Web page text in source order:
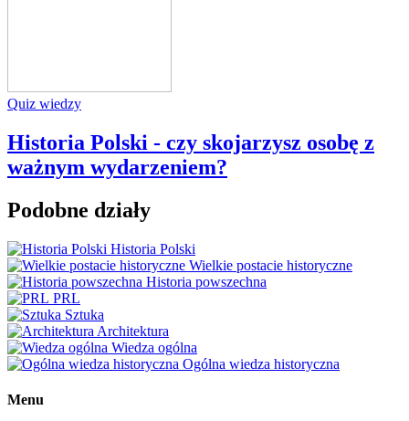
Quiz wiedzy
Historia Polski - czy skojarzysz osobę z
ważnym wydarzeniem?
Podobne działy
Historia Polski
Wielkie postacie historyczne
Historia powszechna
PRL
Sztuka
Architektura
Wiedza ogólna
Ogólna wiedza historyczna
Menu